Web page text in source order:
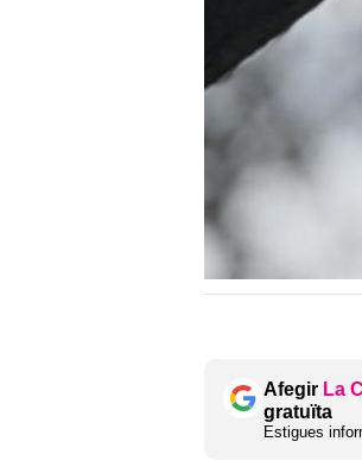
Afegir La
gratuïta
Estigues